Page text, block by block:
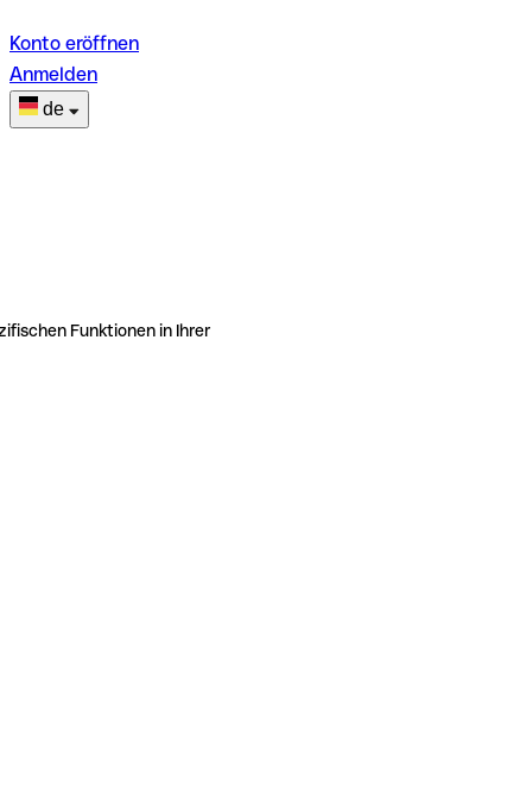
Konto eröffnen
Anmelden
de
Funktionen in Ihrer